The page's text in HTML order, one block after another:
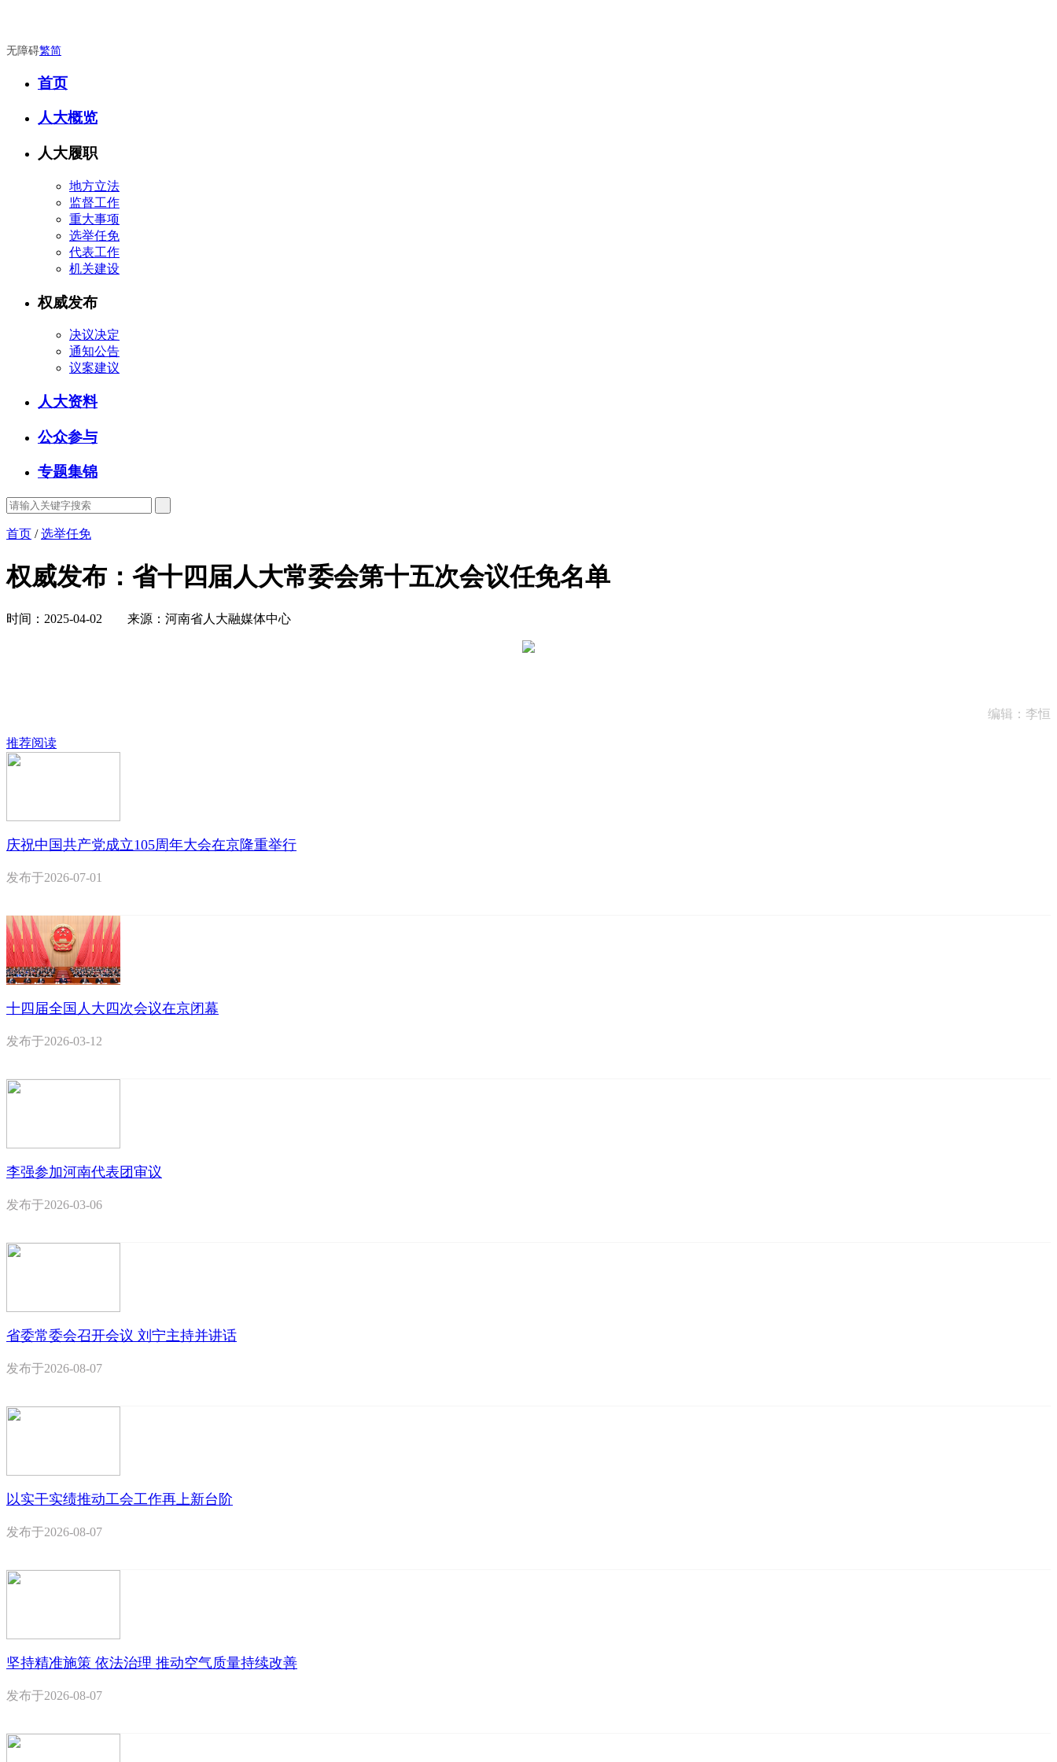
无障碍繁简
首页
人大概览
人大履职
地方立法
监督工作
重大事项
选举任免
代表工作
机关建设
权威发布
决议决定
通知公告
议案建议
人大资料
公众参与
专题集锦
首页 /选举任免
权威发布：省十四届人大常委会第十五次会议任免名单
时间：2025-04-02 来源：河南省人大融媒体中心
编辑：李恒
推荐阅读
庆祝中国共产党成立105周年大会在京隆重举行
发布于2026-07-01
十四届全国人大四次会议在京闭幕
发布于2026-03-12
李强参加河南代表团审议
发布于2026-03-06
省委常委会召开会议 刘宁主持并讲话
发布于2026-08-07
以实干实绩推动工会工作再上新台阶
发布于2026-08-07
坚持精准施策 依法治理 推动空气质量持续改善
发布于2026-08-07